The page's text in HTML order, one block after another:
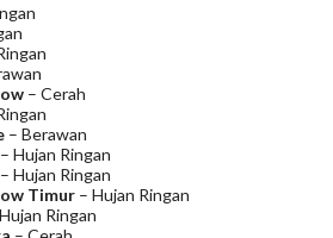
– Cerah
– Berawan
– Hujan Ringan
– Hujan Ringan
Timur – Hujan Ringan
Ringan